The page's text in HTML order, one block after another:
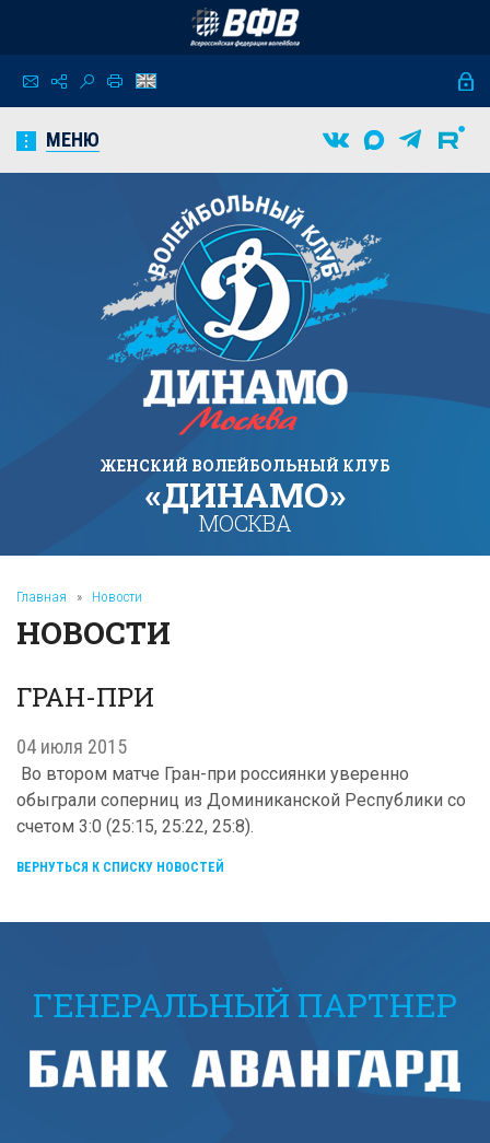
МЕНЮ
ЖЕНСКИЙ ВОЛЕЙБОЛЬНЫЙ КЛУБ
«ДИНАМО»
МОСКВА
Главная » Новости
НОВОСТИ
ГРАН-ПРИ
04 июля 2015
Во втором матче Гран-при россиянки уверенно
обыграли соперниц из Доминиканской Республики со
счетом 3:0 (25:15, 25:22, 25:8).
ВЕРНУТЬСЯ К СПИСКУ НОВОСТЕЙ
ГЕНЕРАЛЬНЫЙ ПАРТНЕР